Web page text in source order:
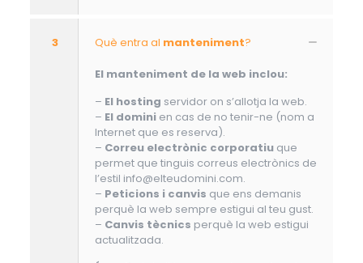
3 Què entra al manteniment?
El manteniment de la web inclou:
– El hosting servidor on s’allotja la web.
– El dominien cas de no tenir-ne (nom a
Internet que es reserva).
– Correu electrònic corporatiuque
permet que tinguis correus electrònics de
l’estil info@elteudomini.com.
– Peticions i canvis que ens demanis
perquè la web sempre estigui al teu gust.
– Canvis tècnics perquè la web estigui
actualitzada.